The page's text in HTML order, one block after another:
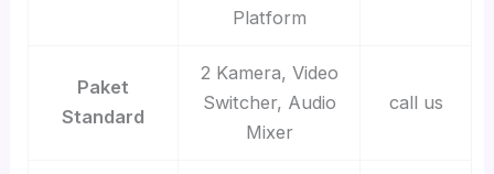
Platform
Paket
Standard
2 Kamera, Video
Switcher, Audio
Mixer
call us